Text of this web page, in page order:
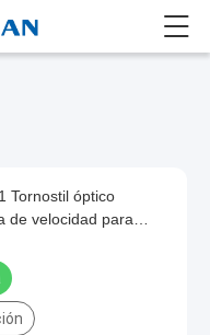
Tornostil óptico
de velocidad para